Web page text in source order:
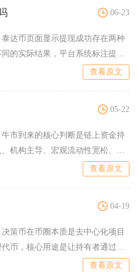
06-23
泰达币页面显示提现成功存在两种
的实际结果，平台系统标注提现
查看原文
05-22
牛市到来的核心判断是链上资金持
机构主导、宏观流动性宽松、减
查看原文
04-19
决策币在币圈本质是去中心化项目
币，核心用途是让持有者通过链
查看原文